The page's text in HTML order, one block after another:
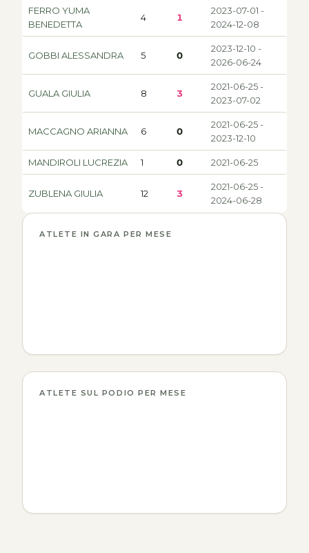
FERRO YUMA
BENEDETTA
4 1
2023-07-01 -
2024-12-08
GOBBI ALESSANDRA 5 0
2023-12-10 -
2026-06-24
GUALA GIULIA 8 3
2021-06-25 -
2023-07-02
MACCAGNO ARIANNA 6 0
2021-06-25 -
2023-12-10
MANDIROLI LUCREZIA 1 0 2021-06-25
ZUBLENA GIULIA 12 3
2021-06-25 -
2024-06-28
ATLETE IN GARA PER MESE
ATLETE SUL PODIO PER MESE